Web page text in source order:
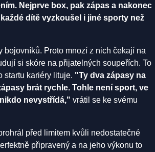
Nejprve box, pak zápas a nakonec
dítě vyzkoušel i jiné sporty než
bojovníků. Proto mnozí z nich čekají na
si skóre na přijatelných soupeřích. To
startu kariéry lituje. "Ty dva zápasy na
brát rychle. Tohle není sport, ve
nevystřídá," vrátil se ke svému
před limitem kvůli nedostatečné
připravený a na jeho výkonu to